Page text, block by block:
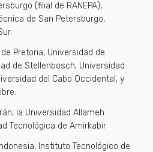
(filial de RANEPA),
de San Petersburgo,
Pretoria, Universidad de
de Stellenbosch, Universidad
del Cabo Occidental, y
la Universidad Allameh
Tecnológica de Amirkabir
Instituto Tecnológico de